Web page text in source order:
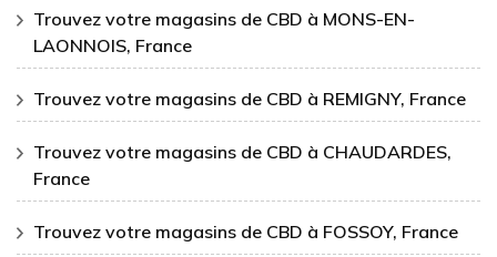
Trouvez votre magasins de CBD à MONS-EN-
LAONNOIS, France
Trouvez votre magasins de CBD à REMIGNY, France
Trouvez votre magasins de CBD à CHAUDARDES,
France
Trouvez votre magasins de CBD à FOSSOY, France